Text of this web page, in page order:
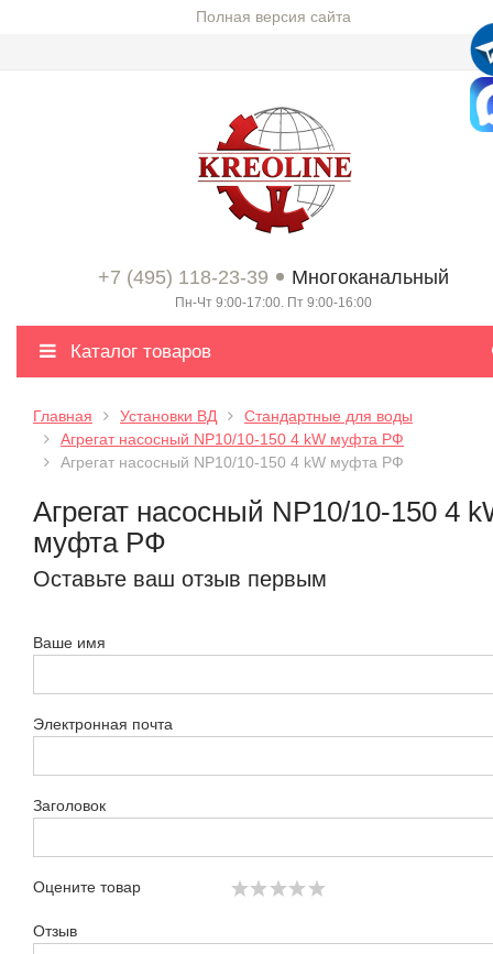
Полная версия сайта
+7 (495) 118-23-39 Многоканальный
Пн-Чт 9:00-17:00. Пт 9:00-16:00
Каталог товаров
Главная Установки ВД
Стандартные для воды
Агрегат насосный NP10/10-150 4 kW муфта РФ
Агрегат насосный NP10/10-150 4 kW муфта РФ
Агрегат насосный NP10/10-150 4
муфта РФ
Оставьте ваш отзыв первым
Ваше имя
Электронная почта
Заголовок
Оцените товар
Отзыв